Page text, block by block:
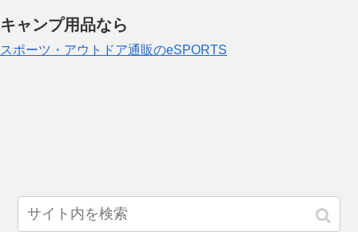
キャンプ用品なら
スポーツ・アウトドア通販のeSPORTS